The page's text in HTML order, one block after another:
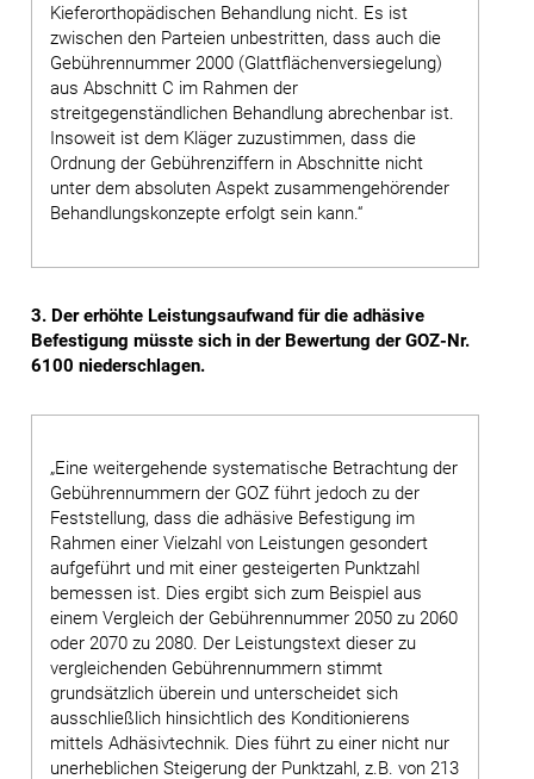
Kieferorthopädischen Behandlung nicht. Es ist
zwischen den Parteien unbestritten, dass auch die
Gebührennummer 2000 (Glattflächenversiegelung)
aus Abschnitt C im Rahmen der
streitgegenständlichen Behandlung abrechenbar ist.
Insoweit ist dem Kläger zuzustimmen, dass die
Ordnung der Gebührenziffern in Abschnitte nicht
unter dem absoluten Aspekt zusammengehörender
Behandlungskonzepte erfolgt sein kann.“
3. Der erhöhte Leistungsaufwand für die adhäsive
Befestigung müsste sich in der Bewertung der GOZ-Nr.
6100 niederschlagen.
„Eine weitergehende systematische Betrachtung der
Gebührennummern der GOZ führt jedoch zu der
Feststellung, dass die adhäsive Befestigung im
Rahmen einer Vielzahl von Leistungen gesondert
aufgeführt und mit einer gesteigerten Punktzahl
bemessen ist. Dies ergibt sich zum Beispiel aus
einem Vergleich der Gebührennummer 2050 zu 2060
oder 2070 zu 2080. Der Leistungstext dieser zu
vergleichenden Gebührennummern stimmt
grundsätzlich überein und unterscheidet sich
ausschließlich hinsichtlich des Konditionierens
mittels Adhäsivtechnik. Dies führt zu einer nicht nur
unerheblichen Steigerung der Punktzahl, z.B. von 213